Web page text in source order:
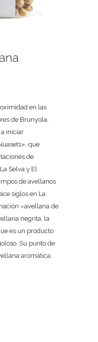
en las
de Brunyola,
a iniciar
que
de
Selva y El
de avellanos
siglos en La
«avellana de
negrita, la
es un producto
Su punto de
aromática,